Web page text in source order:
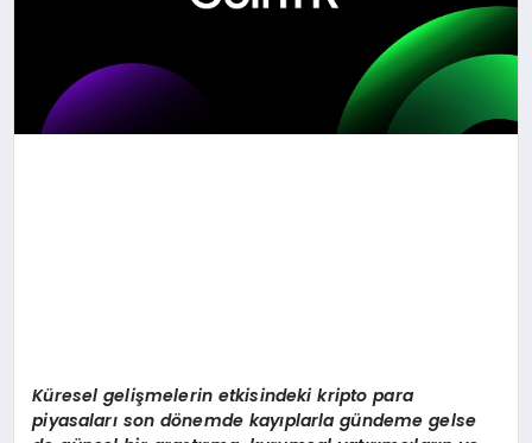
Küresel gelişmelerin etkisindeki kripto para
piyasaları son dönemde kayıplarla gündeme gelse